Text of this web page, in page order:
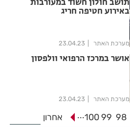
תושב חולון חשוד במעורבות
באירוע חטיפה חריג
מערכת האתר 23.04.23
אושר במרכז הרפואי וולפסון
מערכת האתר 23.04.23
98
99
100
... אחרון